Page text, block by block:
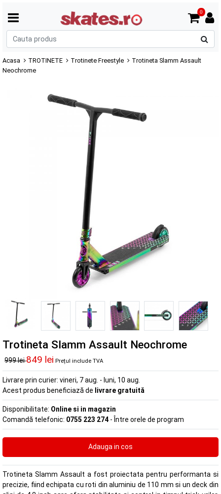
0
Acasa TROTINETE Trotinete Freestyle
Trotineta Slamm Assault
Neochrome
Trotineta Slamm Assault Neochrome
999 lei849 lei Prețul include TVA
Livrare prin curier: vineri, 7 aug. - luni, 10 aug.
Acest produs beneficiază de livrare gratuită
Disponibilitate: Online si in magazin
Comandă telefonic: 0755 223 274 - Între orele de program
Trotineta Slamm Assault a fost proiectata pentru performanta si
precizie, fiind echipata cu roti din aluminiu de 110 mm si un deck din